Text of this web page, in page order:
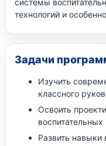
технологий и
Задачи
Изучить
классного
Освоить
Развить